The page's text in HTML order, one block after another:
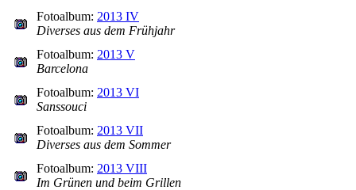
Fotoalbum: 2013 IV
Diverses aus dem Frühjahr
Fotoalbum: 2013 V
Barcelona
Fotoalbum: 2013 VI
Sanssouci
Fotoalbum: 2013 VII
Diverses aus dem Sommer
Fotoalbum: 2013 VIII
Im Grünen und beim Grillen